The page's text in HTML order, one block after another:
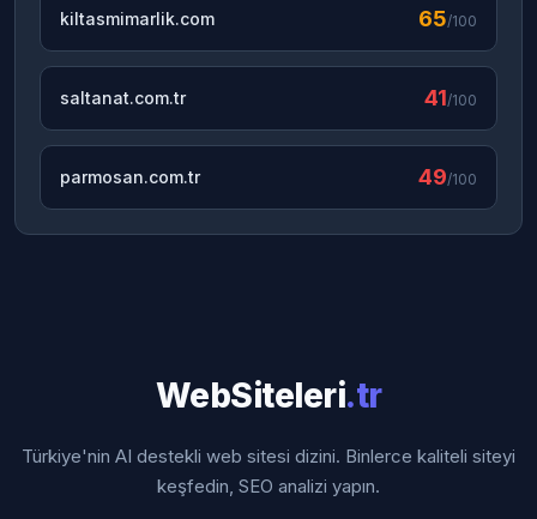
kiltasmimarlik.com 65/100
saltanat.com.tr 41/100
parmosan.com.tr 49/100
WebSiteleri.tr
Türkiye'nin AI destekli web sitesi dizini. Binlerce kaliteli siteyi
keşfedin, SEO analizi yapın.